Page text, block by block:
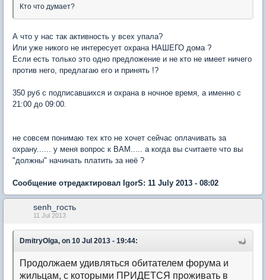
Кто что думает?
А что у нас так активность у всех упала?
Или уже никого не интересует охрана НАШЕГО дома ?
Если есть только это одно предложение и не кто не имеет ничего
против него, предлагаю его и принять !?
350 руб с подписавшихся и охрана в ночное время, а именно с
21:00 до 09:00.
не совсем понимаю тех кто не хочет сейчас оплачивать за
охрану...... у меня вопрос к ВАМ..... а когда вы считаете что вы
"должны" начинать платить за неё ?
Сообщение отредактировал IgorS: 11 July 2013 - 08:02
senh_гость
11 Jul 2013
DmitryOlga, on 10 Jul 2013 - 19:44:
Продолжаем удивляться обитателем форума и
жильцам, с которыми ПРИДЕТСЯ проживать в